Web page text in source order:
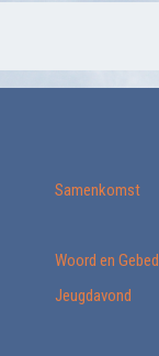
Samenkomst
Woord en Gebed
Jeugdavond